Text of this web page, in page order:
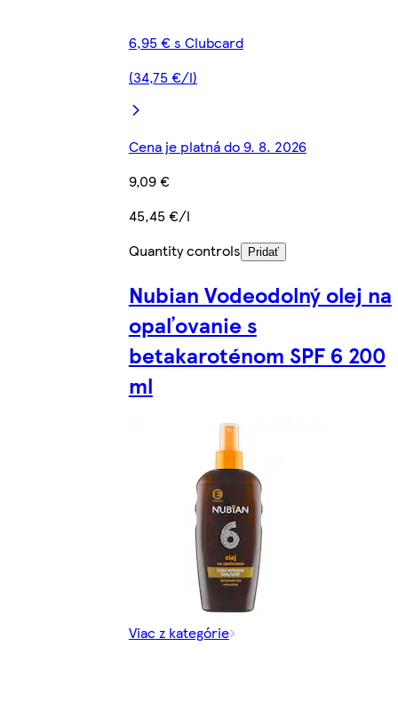
6,95 € s Clubcard
(34,75 €/l)
Cena je platná do 9. 8. 2026
9,09 €
45,45 €/l
Quantity controls
Pridať
Nubian Vodeodolný olej na
opaľovanie s
betakaroténom SPF 6 200
ml
Viac z kategórie